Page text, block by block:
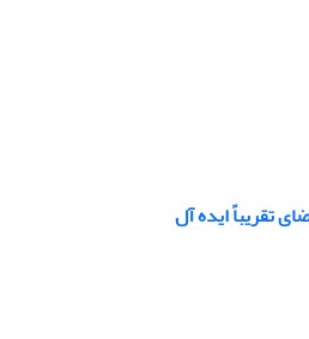
تقریباً ایده آل